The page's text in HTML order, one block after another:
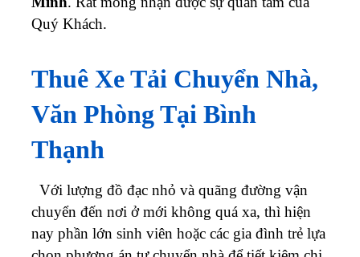
Quý Khách.
Thuê Xe Tải Chuyển Nhà,
Văn Phòng Tại Bình
Thạnh
Với lượng đồ đạc nhỏ và quãng đường vận
chuyển đến nơi ở mới không quá xa, thì hiện
nay phần lớn sinh viên hoặc các gia đình trẻ lựa